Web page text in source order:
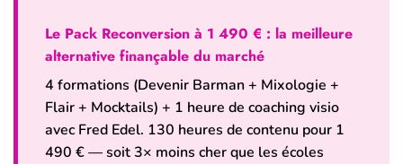
Le Pack Reconversion à 1 490 € : la meilleure
alternative finançable du marché
4 formations (Devenir Barman + Mixologie +
Flair + Mocktails) + 1 heure de coaching visio
avec Fred Edel. 130 heures de contenu pour 1
490 € — soit 3× moins cher que les écoles